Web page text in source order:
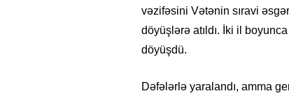
vəzifəsini Vətənin sıravi
döyüşlərə atıldı. İki il
döyüşdü.
Dəfələrlə yaralandı, amma